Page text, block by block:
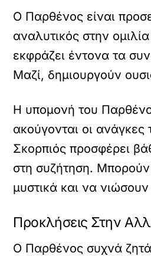
Ο Παρθένος είναι
αναλυτικός στην
εκφράζει έντονα τα
Μαζί, δημιουργούν
Η υπομονή του
ακούγονται οι
Σκορπιός προσφέρει
στη συζήτηση.
μυστικά και να
Προκλήσεις Στην
Ο Παρθένος συχνά